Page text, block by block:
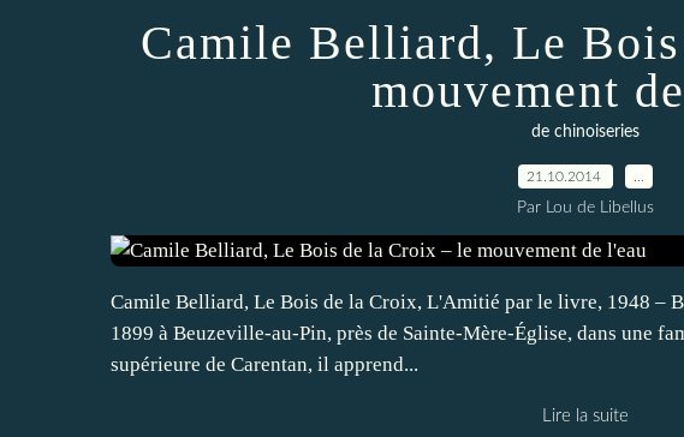
Camile Belliard, Le
mouvement
de chinoiseries
21.10.2014
Par Lou de Libellus
Camile Belliard, Le Bois de la Croix, L'Amitié par le livre, 1948 –
1899 à Beuzeville-au-Pin, près de Sainte-Mère-Église, dans une
supérieure de Carentan, il apprend...
Lire la suite